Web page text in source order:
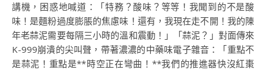
講機，困惑地喊道：「特務？酸味？等等！我聞到的不是酸
味！是麵粉過度膨脹的焦慮味！還有，我現在走不開！我的陳
年老蒜泥需要每隔三小時的溫和震動！」「蒜泥？」對面傳來
K-999崩潰的尖叫聲，帶著濃濃的中藥味電子雜音：「重點不
是蒜泥！重點是**時空正在彎曲！**我們的推進器快沒紅棗